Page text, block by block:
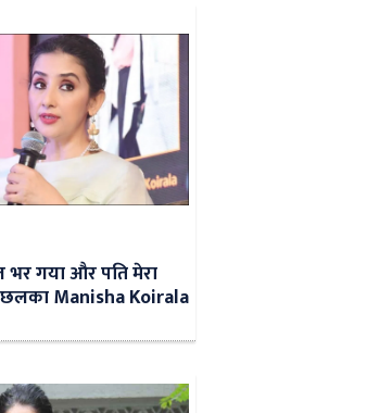
भर गया और पति मेरा
Manisha Koirala